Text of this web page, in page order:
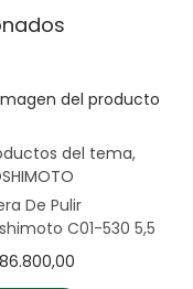
del tema,
De Pulir
C01-530 5,5
86.800,00